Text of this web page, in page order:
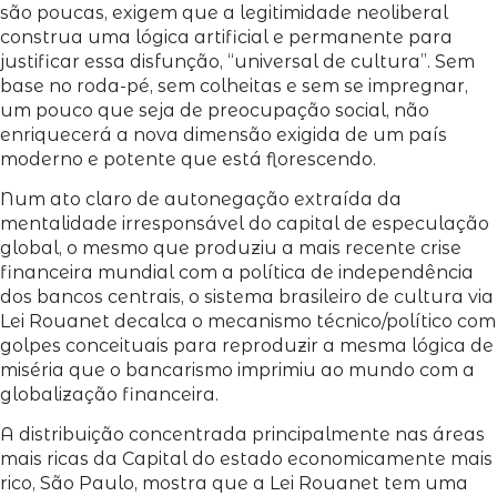
são poucas, exigem que a legitimidade neoliberal
construa uma lógica artificial e permanente para
justificar essa disfunção, “universal de cultura”. Sem
base no roda-pé, sem colheitas e sem se impregnar,
um pouco que seja de preocupação social, não
enriquecerá a nova dimensão exigida de um país
moderno e potente que está florescendo.
Num ato claro de autonegação extraída da
mentalidade irresponsável do capital de especulação
global, o mesmo que produziu a mais recente crise
financeira mundial com a política de independência
dos bancos centrais, o sistema brasileiro de cultura via
Lei Rouanet decalca o mecanismo técnico/político com
golpes conceituais para reproduzir a mesma lógica de
miséria que o bancarismo imprimiu ao mundo com a
globalização financeira.
A distribuição concentrada principalmente nas áreas
mais ricas da Capital do estado economicamente mais
rico, São Paulo, mostra que a Lei Rouanet tem uma